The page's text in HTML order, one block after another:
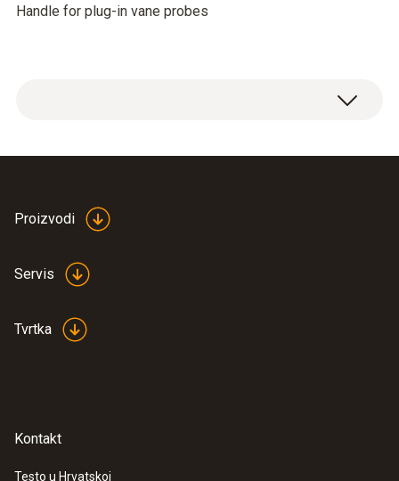
Handle for plug-in vane probes
Proizvodi
Servis
Tvrtka
Kontakt
Testo u Hrvatskoj